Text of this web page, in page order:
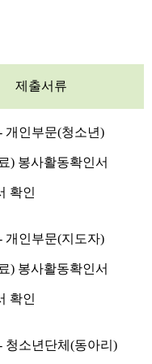
제출서류
인부문(청소년)
) 봉사활동확인서
확인
인부문(지도자)
) 봉사활동확인서
확인
소년단체(동아리)